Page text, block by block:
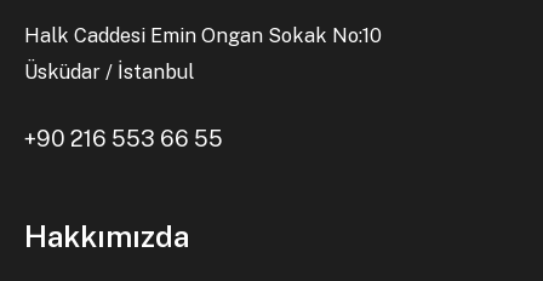
Halk Caddesi Emin Ongan Sokak No:10
Üsküdar / İstanbul
+90 216 553 66 55
Hakkımızda